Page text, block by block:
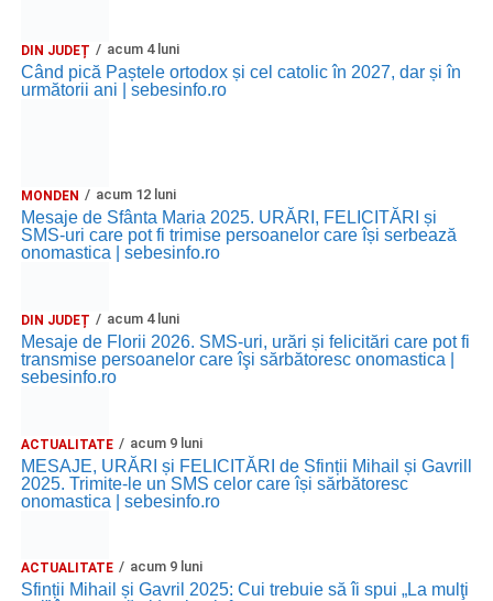
DIN JUDEȚ acum 4 luni
Când pică Paștele ortodox și cel catolic în 2027, dar și în
următorii ani | sebesinfo.ro
MONDEN acum 12 luni
Mesaje de Sfânta Maria 2025. URĂRI, FELICITĂRI și
SMS-uri care pot fi trimise persoanelor care își serbează
onomastica | sebesinfo.ro
DIN JUDEȚ acum 4 luni
Mesaje de Florii 2026. SMS-uri, urări și felicitări care pot fi
transmise persoanelor care îşi sărbătoresc onomastica |
sebesinfo.ro
ACTUALITATE acum 9 luni
MESAJE, URĂRI și FELICITĂRI de Sfinții Mihail și Gavrill
2025. Trimite-le un SMS celor care își sărbătoresc
onomastica | sebesinfo.ro
ACTUALITATE acum 9 luni
Sfinții Mihail și Gavril 2025: Cui trebuie să îi spui „La mulţi